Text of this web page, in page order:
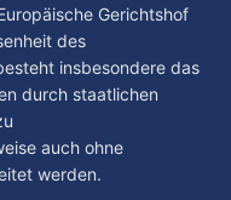
Gerichtshof
des
insbesondere das
durch staatlichen
auch ohne
werden.